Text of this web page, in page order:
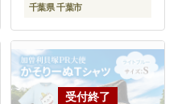
千葉県 千葉市